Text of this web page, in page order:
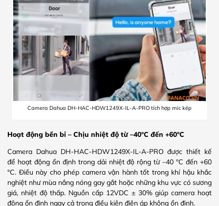
Camera Dahua DH-HAC-HDW1249X-IL-A-PRO tích hợp mic kép
Hoạt động bền bỉ – Chịu nhiệt độ từ –40°C đến +60°C
Camera Dahua DH-HAC-HDW1249X-IL-A-PRO được thiết kế
để hoạt động ổn định trong dải nhiệt độ rộng từ –40 °C đến +60
°C. Điều này cho phép camera vận hành tốt trong khí hậu khắc
nghiệt như mùa nắng nóng gay gắt hoặc những khu vực có sương
giá, nhiệt độ thấp. Nguồn cấp 12VDC ± 30% giúp camera hoạt
động ổn định ngay cả trong điều kiện điện áp không ổn định.